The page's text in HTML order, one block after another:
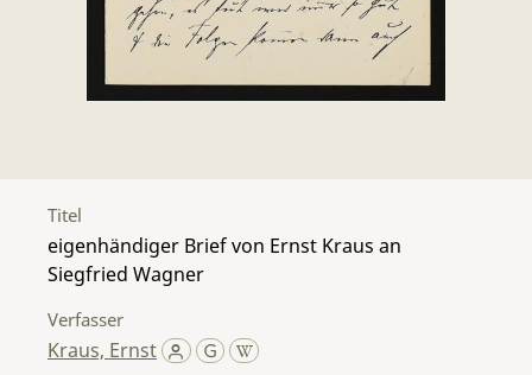
Titel
eigenhändiger Brief von Ernst Kraus an
Siegfried Wagner
Verfasser
Kraus, Ernst